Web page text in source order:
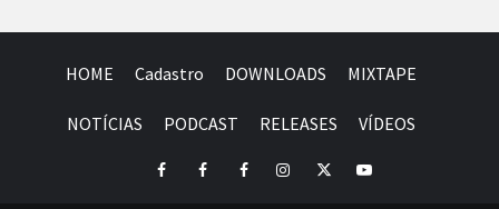
HOME Cadastro DOWNLOADS MIXTAPE
NOTÍCIAS PODCAST RELEASES VÍDEOS
FacebookPerfil
Perfil
InstagramTwitterYoutube